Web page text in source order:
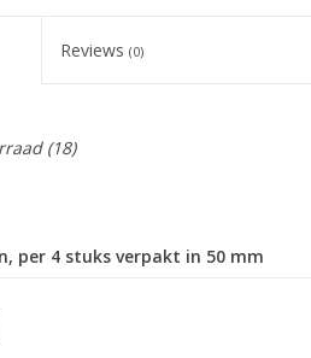
Reviews (0)
(18)
per 4 stuks verpakt in 50 mm